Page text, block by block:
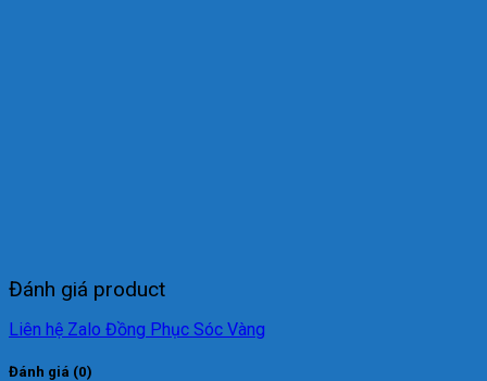
Đánh giá product
Liên hệ Zalo Đồng Phục Sóc Vàng
Đánh giá (0)